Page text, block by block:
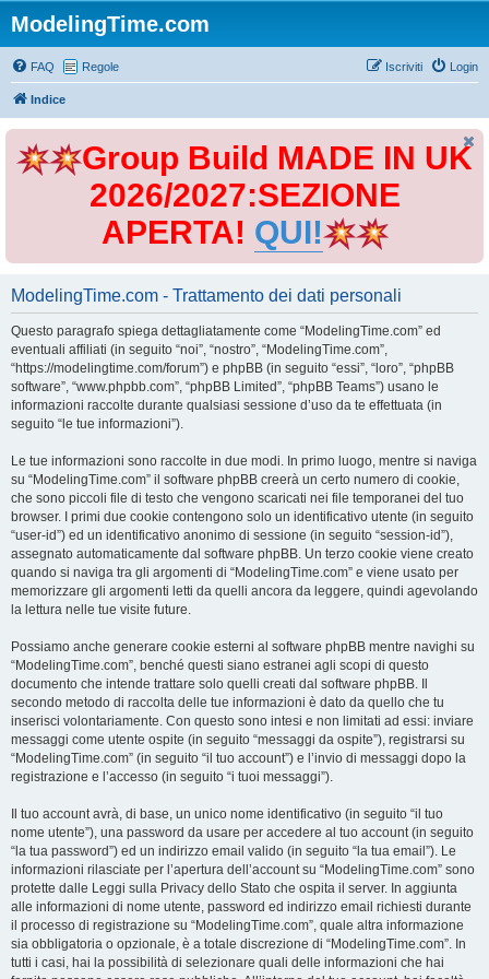
ModelingTime.com
FAQ Regole Login
Iscriviti
Indice
Group Build MADE IN UK
2026/2027:SEZIONE
APERTA! QUI!
ModelingTime.com - Trattamento dei dati personali
Questo paragrafo spiega dettagliatamente come “ModelingTime.com” ed
eventuali affiliati (in seguito “noi”, “nostro”, “ModelingTime.com”,
“https://modelingtime.com/forum”) e phpBB (in seguito “essi”, “loro”, “phpBB
software”, “www.phpbb.com”, “phpBB Limited”, “phpBB Teams”) usano le
informazioni raccolte durante qualsiasi sessione d’uso da te effettuata (in
seguito “le tue informazioni”).
Le tue informazioni sono raccolte in due modi. In primo luogo, mentre si naviga
su “ModelingTime.com” il software phpBB creerà un certo numero di cookie,
che sono piccoli file di testo che vengono scaricati nei file temporanei del tuo
browser. I primi due cookie contengono solo un identificativo utente (in seguito
“user-id”) ed un identificativo anonimo di sessione (in seguito “session-id”),
assegnato automaticamente dal software phpBB. Un terzo cookie viene creato
quando si naviga tra gli argomenti di “ModelingTime.com” e viene usato per
memorizzare gli argomenti letti da quelli ancora da leggere, quindi agevolando
la lettura nelle tue visite future.
Possiamo anche generare cookie esterni al software phpBB mentre navighi su
“ModelingTime.com”, benché questi siano estranei agli scopi di questo
documento che intende trattare solo quelli creati dal software phpBB. Il
secondo metodo di raccolta delle tue informazioni è dato da quello che tu
inserisci volontariamente. Con questo sono intesi e non limitati ad essi: inviare
messaggi come utente ospite (in seguito “messaggi da ospite”), registrarsi su
“ModelingTime.com” (in seguito “il tuo account”) e l’invio di messaggi dopo la
registrazione e l’accesso (in seguito “i tuoi messaggi”).
Il tuo account avrà, di base, un unico nome identificativo (in seguito “il tuo
nome utente”), una password da usare per accedere al tuo account (in seguito
“la tua password”) ed un indirizzo email valido (in seguito “la tua email”). Le
informazioni rilasciate per l’apertura dell’account su “ModelingTime.com” sono
protette dalle Leggi sulla Privacy dello Stato che ospita il server. In aggiunta
alle informazioni di nome utente, password ed indirizzo email richiesti durante
il processo di registrazione su “ModelingTime.com”, quale altra informazione
sia obbligatoria o opzionale, è a totale discrezione di “ModelingTime.com”. In
tutti i casi, hai la possibilità di selezionare quali delle informazioni che hai